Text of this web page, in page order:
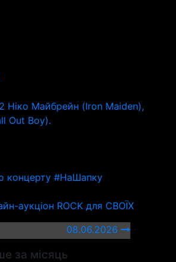
Ніко Майбрейн (Iron Maiden),
Out Boy).
концерту #НаШапку
аукціон ROCK для СВОЇХ
08.06.2026
за місяць